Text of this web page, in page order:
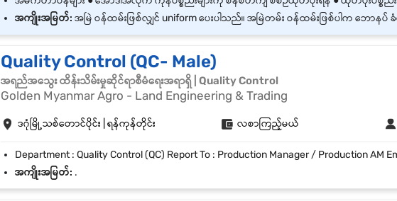
အကျိုးအမြတ်: အမြဲ ဝန်ထမ်းဖြစ်လျှင် uniform‌ ပေးပါသည်။ အမြဲတမ်း ဝန်ထမ်းဖြစ်ပါက ဘောနပ် ခံ
Quality Control (QC- Male)
အရည်အသွေး ထိန်းသိမ်းမှုဆိုင်ရာစီမံရေးအရာရှိ | Quality Control
Golden Myanmar Agro - Land Engineering & Trading
ဒဂုံမြို့သစ်တောင်ပိုင်း | ရန်ကုန်တိုင်း လစာကြည့်မယ်
အကျိုးအမြတ်: .